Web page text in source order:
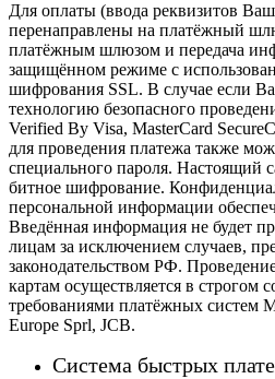
Для оплаты (ввода реквизитов
перенаправлены на платёжный
платёжным шлюзом и передача
защищённом режиме с
шифрования SSL. В случае если
технологию безопасного
Verified By Visa, MasterCard
для проведения платежа также
специального пароля. Настоящий
битное шифрование.
персональной информации
Введённая информация не будет
лицам за исключением случаев,
законодательством РФ.
картам осуществляется в строгом
требованиями платёжных систем
Europe Sprl, JCB.
Система быстрых